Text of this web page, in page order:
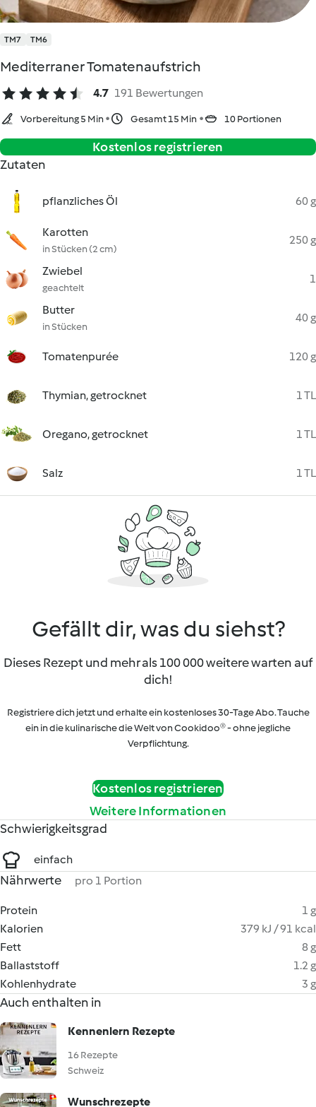
TM7 TM6
Mediterraner Tomatenaufstrich
4.7 191 Bewertungen
Vorbereitung 5 Min Gesamt 15 Min 10 Portionen
Kostenlos registrieren
Zutaten
pflanzliches Öl 60 g
Karotten
in Stücken (2 cm)
250 g
Zwiebel
geachtelt
1
Butter
in Stücken
40 g
Tomatenpurée 120 g
Thymian, getrocknet 1 TL
Oregano, getrocknet 1 TL
Salz 1 TL
Gefällt dir, was du siehst?
Dieses Rezept und mehr als 100 000 weitere warten auf
dich!
Registriere dich jetzt und erhalte ein kostenloses 30-Tage Abo. Tauche
ein in die kulinarische die Welt von Cookidoo® - ohne jegliche
Verpflichtung.
Kostenlos registrieren
Weitere Informationen
Schwierigkeitsgrad
einfach
Nährwerte pro 1 Portion
Protein
1 g
Kalorien
379 kJ / 91 kcal
Fett
8 g
Ballaststoff
1.2 g
Kohlenhydrate
3 g
Auch enthalten in
Kennenlern Rezepte
16 Rezepte
Schweiz
Wunschrezepte